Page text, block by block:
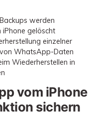
werden
gelöscht
einzelner
WhatsApp-Daten
Wiederherstellen in
vom iPhone
sichern